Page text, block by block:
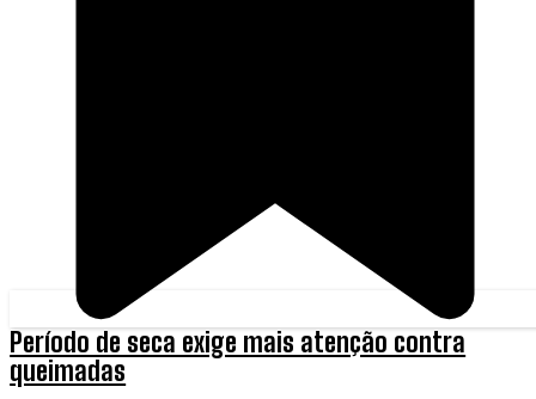
Período de seca exige mais atenção contra
queimadas